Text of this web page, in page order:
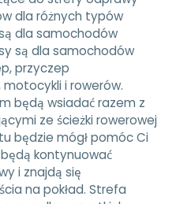
dla różnych typów
dla samochodów
są dla samochodów
przyczep
i rowerów.
będą wsiadać razem z
ze ścieżki rowerowej
będzie mógł pomóc Ci
kontynuować
i znajdą się
na pokład. Strefa